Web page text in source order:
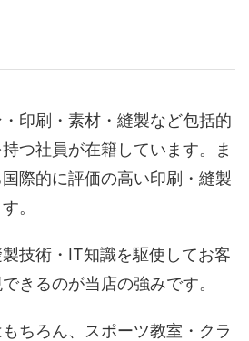
印刷・素材・縫製など包括的
つ社員が在籍しています。ま
際的に評価の高い印刷・縫製
。
技術・IT知識を駆使してお客
きるのが当店の強みです。
ちろん、スポーツ教室・クラ